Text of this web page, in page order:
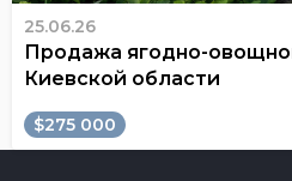
25.06.26
Продажа ягодно-
Киевской области
$275 000